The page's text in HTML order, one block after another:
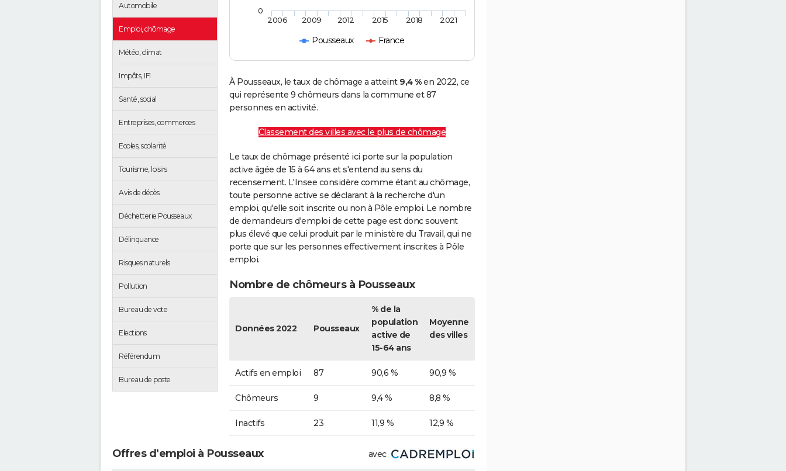
Automobile
Emploi, chômage
Météo, climat
Impôts, IFI
Santé, social
Entreprises, commerces
Ecoles, scolarité
Tourisme, loisirs
Avis de décès
Déchetterie Pousseaux
Délinquance
Risques naturels
Pollution
Bureau de vote
Elections
Référendum
Bureau de poste
Pousseaux France
2006 2009 2012 2015 2018 2021
0
À Pousseaux, le taux de chômage a atteint 9,4 %en 2022, ce
qui représente 9 chômeurs dans la commune et 87
personnes en activité.
Classement des villes avec le plus de chômage
Le taux de chômage présenté ici porte sur la population
active âgée de 15 à 64 ans et s'entend au sens du
recensement. L'Insee considère comme étant au chômage,
toute personne active se déclarant à la recherche d'un
emploi, qu'elle soit inscrite ou non à Pôle emploi. Le nombre
de demandeurs d'emploi de cette page est donc souvent
plus élevé que celui produit par le ministère du Travail, qui ne
porte que sur les personnes effectivement inscrites à Pôle
emploi.
Nombre de chômeurs à Pousseaux
Données 2022 Pousseaux
% de la
population
active de
15-64 ans
Moyenne
des villes
Actifs en emploi 87 90,6 % 90,9 %
Chômeurs 9 9,4 % 8,8 %
Inactifs 23 11,9 % 12,9 %
Offres d'emploi à Pousseaux avec